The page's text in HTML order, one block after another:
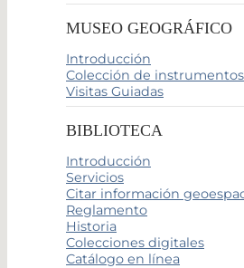
MUSEO GEOGRÁFICO
Introducción
Colección de instrumentos
Visitas Guiadas
BIBLIOTECA
Introducción
Servicios
Citar información
Reglamento
Historia
Colecciones digitales
Catálogo en línea